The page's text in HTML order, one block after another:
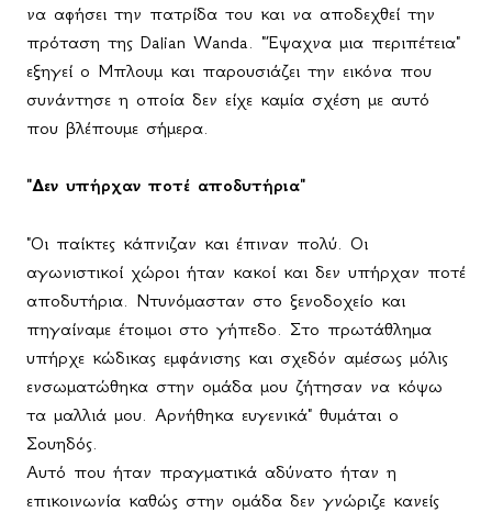
να αφήσει την πατρίδα του και να αποδεχθεί την
πρόταση της Dalian Wanda . "Έψαχνα μια περιπέτεια"
εξηγεί ο Μπλουμ και παρουσιάζει την εικόνα που
συνάντησε η οποία δεν είχε καμία σχέση με αυτό
που βλέπουμε σήμερα.
"Δεν υπήρχαν ποτέ αποδυτήρια"
"Οι παίκτες κάπνιζαν και έπιναν πολύ. Οι
αγωνιστικοί χώροι ήταν κακοί και δεν υπήρχαν ποτέ
αποδυτήρια. Ντυνόμασταν στο ξενοδοχείο και
πηγαίναμε έτοιμοι στο γήπεδο. Στο πρωτάθλημα
υπήρχε κώδικας εμφάνισης και σχεδόν αμέσως μόλις
ενσωματώθηκα στην ομάδα μου ζήτησαν να κόψω
τα μαλλιά μου. Αρνήθηκα ευγενικά" θυμάται ο
Σουηδός.
Αυτό που ήταν πραγματικά αδύνατο ήταν η
επικοινωνία καθώς στην ομάδα δεν γνώριζε κανείς